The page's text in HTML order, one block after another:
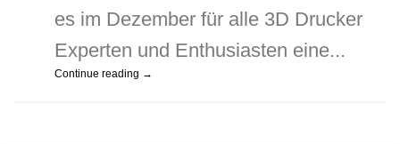
es im Dezember für alle 3D Drucker
Experten und Enthusiasten eine...
Continue reading →